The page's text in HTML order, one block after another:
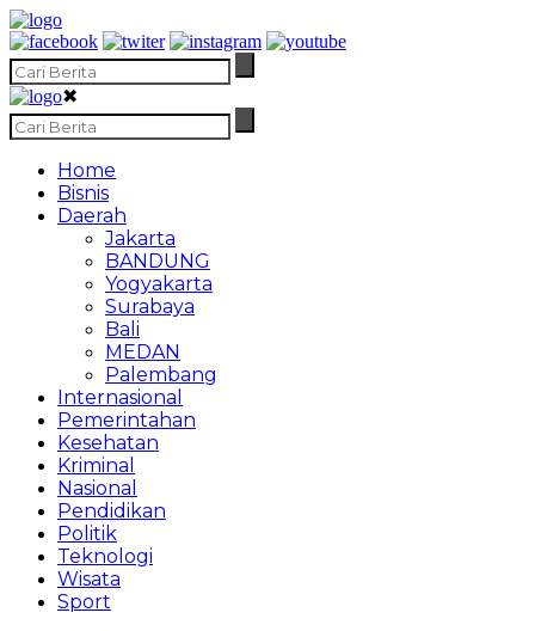
✖
Home
Bisnis
Daerah
Jakarta
BANDUNG
Yogyakarta
Surabaya
Bali
MEDAN
Palembang
Internasional
Pemerintahan
Kesehatan
Kriminal
Nasional
Pendidikan
Politik
Teknologi
Wisata
Sport